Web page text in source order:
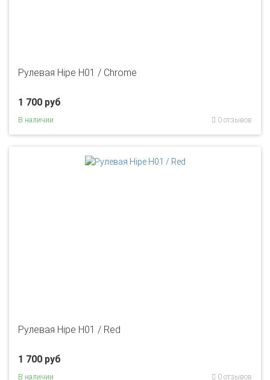
Рулевая Hipe H01 / Chrome
1 700 руб
В наличии 0 отзывов
Рулевая Hipe H01 / Red
1 700 руб
В наличии 0 отзывов